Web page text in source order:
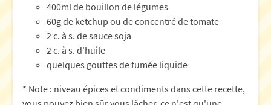
400ml de bouillon de légumes
60g de ketchup ou de concentré de tomate
2 c. à s. de sauce soja
2 c. à s. d'huile
quelques gouttes de fumée liquide
* Note : niveau épices et condiments dans cette recette,